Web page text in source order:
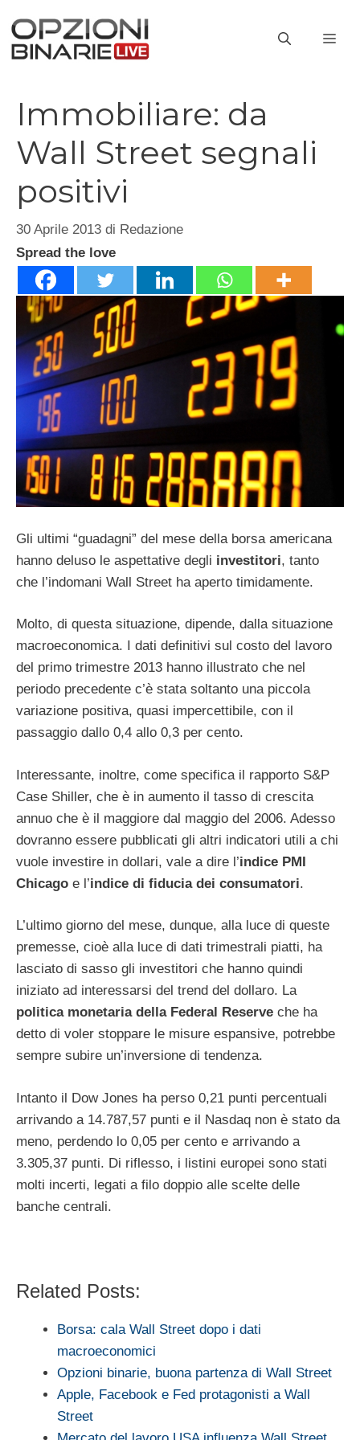
contenuto
Immobiliare: da
Wall Street segnali
positivi
30 Aprile 2013 di Redazione
Spread the love
Gli ultimi “guadagni” del mese della borsa americana
hanno deluso le aspettative degli investitori, tanto
che l’indomani Wall Street ha aperto timidamente.
Molto, di questa situazione, dipende, dalla situazione
macroeconomica. I dati definitivi sul costo del lavoro
del primo trimestre 2013 hanno illustrato che nel
periodo precedente c’è stata soltanto una piccola
variazione positiva, quasi impercettibile, con il
passaggio dallo 0,4 allo 0,3 per cento.
Interessante, inoltre, come specifica il rapporto S&P
Case Shiller, che è in aumento il tasso di crescita
annuo che è il maggiore dal maggio del 2006. Adesso
dovranno essere pubblicati gli altri indicatori utili a chi
vuole investire in dollari, vale a dire l’indice PMI
Chicago e l’indice di fiducia dei consumatori.
L’ultimo giorno del mese, dunque, alla luce di queste
premesse, cioè alla luce di dati trimestrali piatti, ha
lasciato di sasso gli investitori che hanno quindi
iniziato ad interessarsi del trend del dollaro. La
politica monetaria della Federal Reserve che ha
detto di voler stoppare le misure espansive, potrebbe
sempre subire un’inversione di tendenza.
Intanto il Dow Jones ha perso 0,21 punti percentuali
arrivando a 14.787,57 punti e il Nasdaq non è stato da
meno, perdendo lo 0,05 per cento e arrivando a
3.305,37 punti. Di riflesso, i listini europei sono stati
molti incerti, legati a filo doppio alle scelte delle
banche centrali.
Related Posts:
Borsa: cala Wall Street dopo i dati
macroeconomici
Opzioni binarie, buona partenza di Wall Street
Apple, Facebook e Fed protagonisti a Wall
Street